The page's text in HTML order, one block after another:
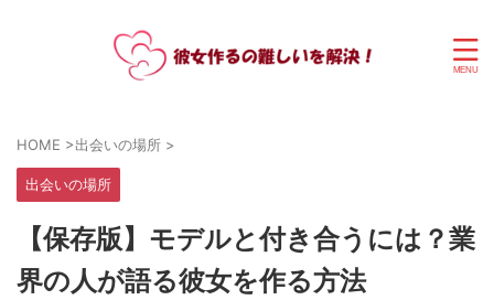
HOME >出会いの場所 >
出会いの場所
【保存版】モデルと付き合うには？業
界の人が語る彼女を作る方法